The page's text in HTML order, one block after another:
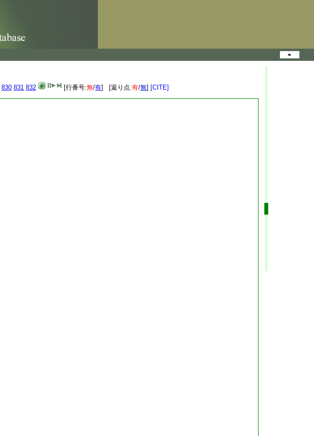
830 831 832 [行番号:無/有] [返り点:有/無] [CITE]